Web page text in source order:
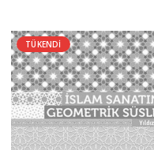
TÜKENDİ